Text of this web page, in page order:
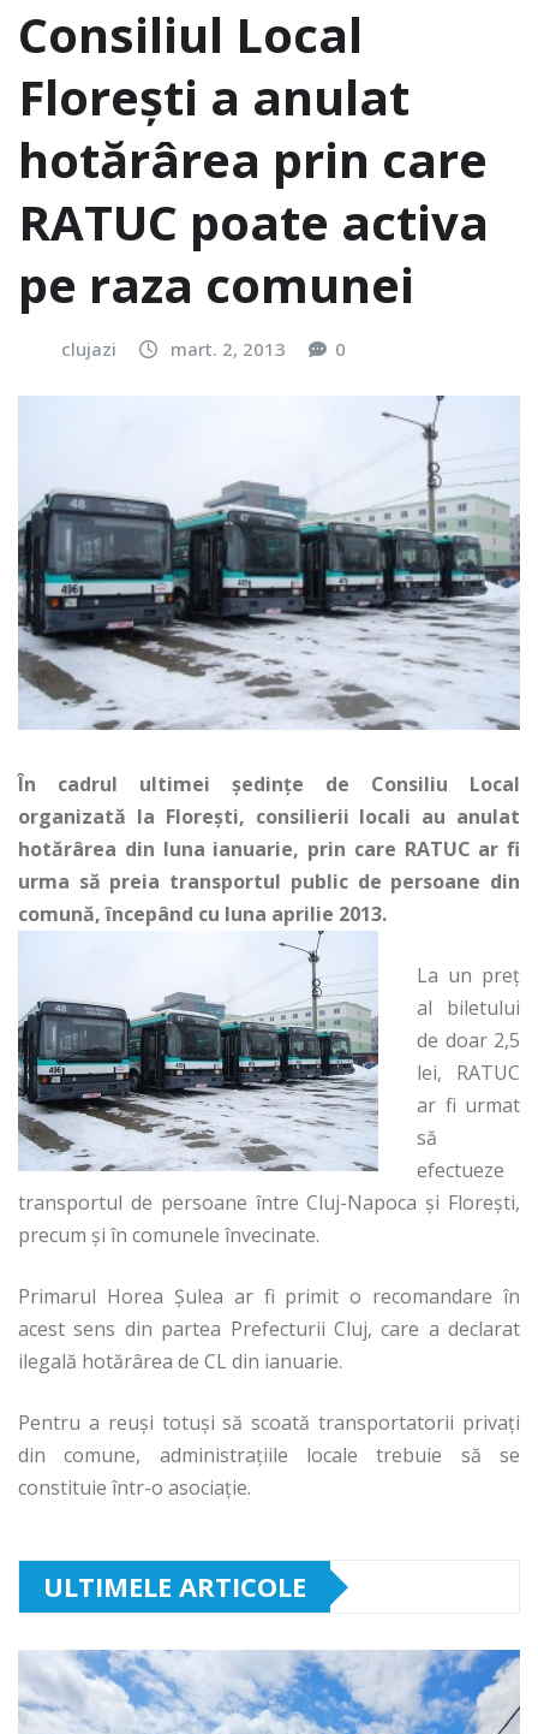
Consiliul Local
Florești a anulat
hotărârea prin care
RATUC poate activa
pe raza comunei
clujazi mart. 2, 2013 0
În cadrul ultimei ședințe de Consiliu Local
organizată la Floreşti, consilierii locali au anulat
hotărârea din luna ianuarie, prin care RATUC ar fi
urma să preia transportul public de persoane din
comună, începând cu luna aprilie 2013.
La un preț
al biletului
de doar 2,5
lei, RATUC
ar fi urmat
să
efectueze
transportul de persoane între Cluj-Napoca şi Florești,
precum și în comunele învecinate.
Primarul Horea Șulea ar fi primit o recomandare în
acest sens din partea Prefecturii Cluj, care a declarat
ilegală hotărârea de CL din ianuarie.
Pentru a reuși totuși să scoată transportatorii privați
din comune, administrațiile locale trebuie să se
constituie într-o asociaţie.
ULTIMELE ARTICOLE